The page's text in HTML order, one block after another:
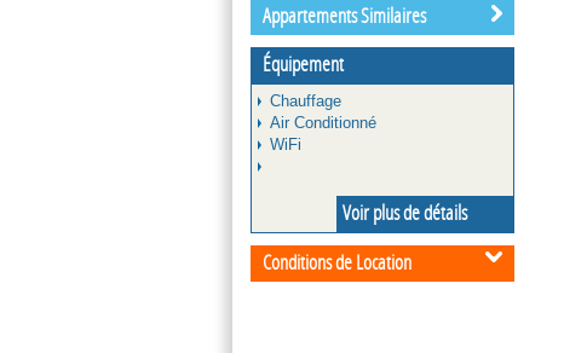
Appartements Similaires
Équipement
Chauffage
Air Conditionné
WiFi
Voir plus de détails
Conditions de Location